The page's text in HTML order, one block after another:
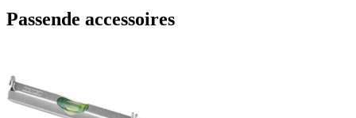
Passende accessoires